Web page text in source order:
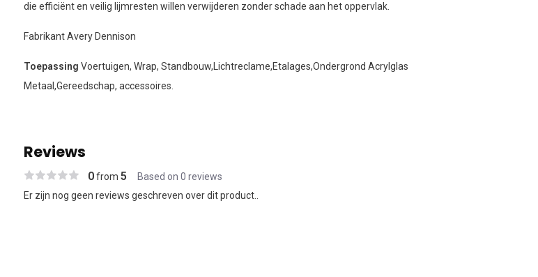
die efficiënt en veilig lijmresten willen verwijderen zonder schade aan het oppervlak.
Fabrikant Avery Dennison
Toepassing Voertuigen, Wrap, Standbouw,Lichtreclame,Etalages,Ondergrond Acrylglas
Metaal,Gereedschap, accessoires.
Reviews
0from 5 Based on 0 reviews
Er zijn nog geen reviews geschreven over dit product..